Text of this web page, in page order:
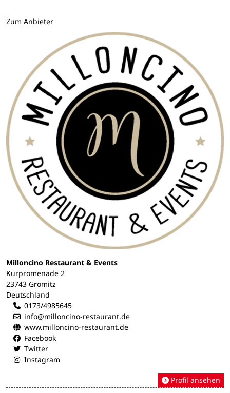
Zum Anbieter
Milloncino Restaurant & Events
Kurpromenade 2
23743 Grömitz
Deutschland
0173/4985645
info@milloncino-restaurant.de
www.milloncino-restaurant.de
Facebook
Twitter
Instagram
Profil ansehen